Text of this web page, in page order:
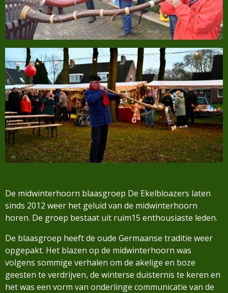
De midwinterhoorn blaasgroep De Ekelbloazers laten
sinds 2012 weer het geluid van de midwinterhoorn
horen. De groep bestaat uit ruim15 enthousiaste leden.
De blaasgroep heeft de oude Germaanse traditie weer
opgepakt. Het blazen op de midwinterhoorn was
volgens sommige verhalen om de akelige en boze
geesten te verdrijven, de winterse duisternis te keren en
het was een vorm van onderlinge communicatie van de